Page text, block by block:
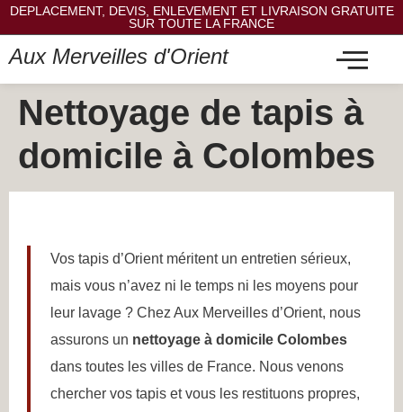
DEPLACEMENT, DEVIS, ENLEVEMENT ET LIVRAISON GRATUITE
SUR TOUTE LA FRANCE
Aux Merveilles d'Orient
Nettoyage de tapis à
domicile à Colombes
Vos tapis d’Orient méritent un entretien sérieux,
mais vous n’avez ni le temps ni les moyens pour
leur lavage ? Chez Aux Merveilles d’Orient, nous
assurons un nettoyage à domicile Colombes
dans toutes les villes de France. Nous venons
chercher vos tapis et vous les restituons propres,